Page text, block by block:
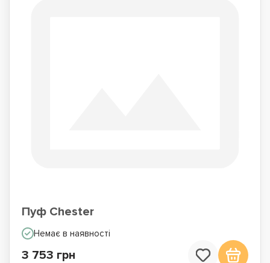
Пуф Chester
Немає в наявності
3 753 грн